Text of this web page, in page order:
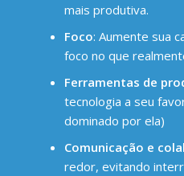
mais produtiva.
Foco: Aumente sua
foco no que
Ferramentas de
tecnologia a seu
dominado por ela)
Comunicação e
redor, evitando